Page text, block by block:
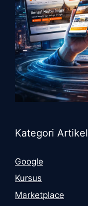
Kategori Artikel
Google
Kursus
Marketplace